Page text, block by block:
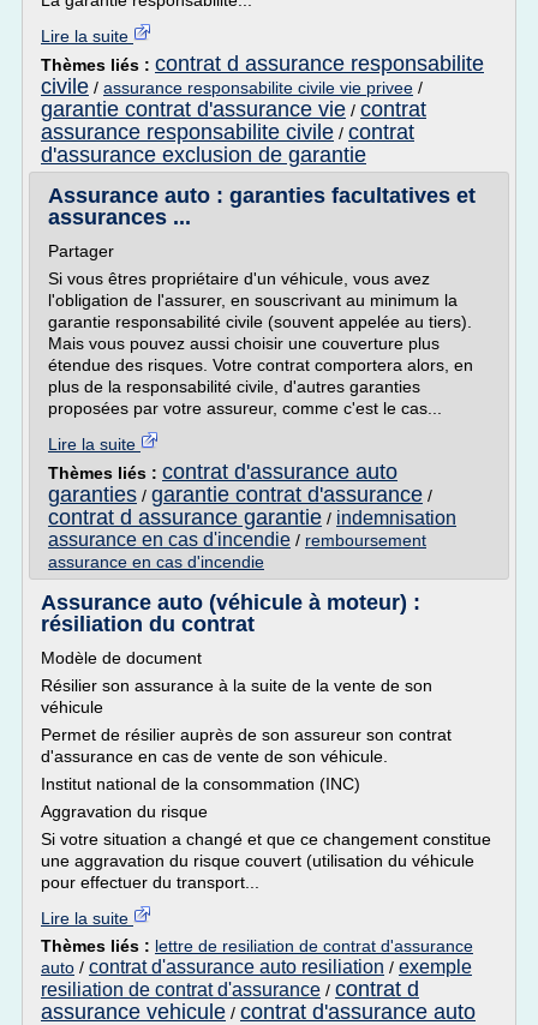
Lire la suite
Thèmes liés : contrat d assurance responsabilite
civile / assurance responsabilite civile vie privee /
garantie contrat d'assurance vie / contrat
assurance responsabilite civile / contrat
d'assurance exclusion de garantie
Assurance auto : garanties facultatives et
assurances ...
Partager
Si vous êtres propriétaire d'un véhicule, vous avez
l'obligation de l'assurer, en souscrivant au minimum la
garantie responsabilité civile (souvent appelée au tiers).
Mais vous pouvez aussi choisir une couverture plus
étendue des risques. Votre contrat comportera alors, en
plus de la responsabilité civile, d'autres garanties
proposées par votre assureur, comme c'est le cas...
Lire la suite
Thèmes liés : contrat d'assurance auto
garanties / garantie contrat d'assurance /
contrat d assurance garantie / indemnisation
assurance en cas d'incendie / remboursement
assurance en cas d'incendie
Assurance auto (véhicule à moteur) :
résiliation du contrat
Modèle de document
Résilier son assurance à la suite de la vente de son
véhicule
Permet de résilier auprès de son assureur son contrat
d'assurance en cas de vente de son véhicule.
Institut national de la consommation (INC)
Aggravation du risque
Si votre situation a changé et que ce changement constitue
une aggravation du risque couvert (utilisation du véhicule
pour effectuer du transport...
Lire la suite
Thèmes liés : lettre de resiliation de contrat d'assurance
auto / contrat d'assurance auto resiliation / exemple
resiliation de contrat d'assurance / contrat d
assurance vehicule / contrat d'assurance auto